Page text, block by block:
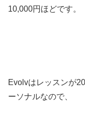
10,000円ほどです。
Evolvはレッスンが
ーソナルなので、